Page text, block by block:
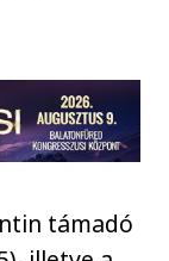
támadó